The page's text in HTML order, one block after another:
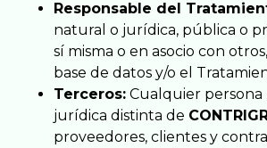
Responsable del
natural o jurídica, pública o
sí misma o en asocio con
base de datos y/o el
Terceros: Cualquier persona
jurídica distinta de
proveedores, clientes y